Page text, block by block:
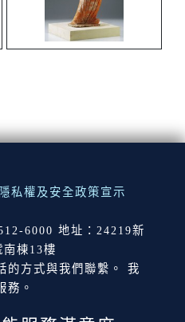
隱私權及安全政策宣示
6000 地址：24219新
南棟13樓
的方式與我們聯繫。 我
務。